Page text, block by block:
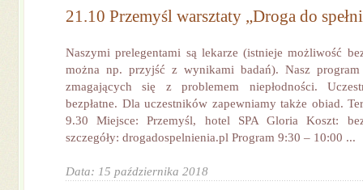
21.10 Przemyśl warsztaty „Droga do
Naszymi prelegentami są lekarze (istnieje możliwość
można np. przyjść z wynikami badań). Nasz
zmagających się z problemem niepłodności.
bezpłatne. Dla uczestników zapewniamy także obiad.
9.30 Miejsce: Przemyśl, hotel SPA Gloria Koszt:
szczegóły: drogadospelnienia.pl Program 9:30 – 10:00 ...
Data: 15 października 2018